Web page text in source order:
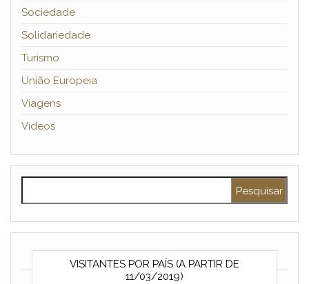
Sociedade
Solidariedade
Turismo
União Europeia
Viagens
Vídeos
VISITANTES POR PAÍS (A PARTIR DE
11/03/2019)